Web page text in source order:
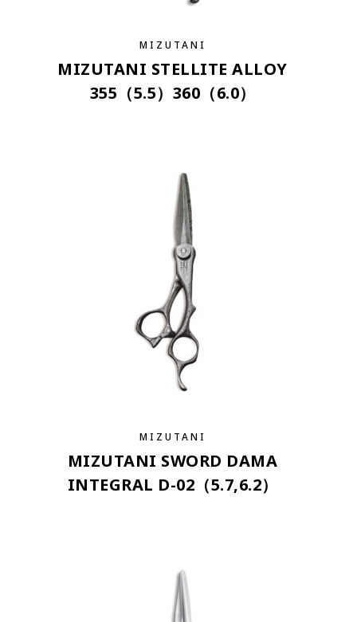
MIZUTANI
MIZUTANI STELLITE ALLOY
355（5.5）360（6.0）
MIZUTANI
MIZUTANI SWORD DAMA
INTEGRAL D-02（5.7,6.2）